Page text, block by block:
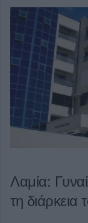
Λαμία:
τη διάρκεια